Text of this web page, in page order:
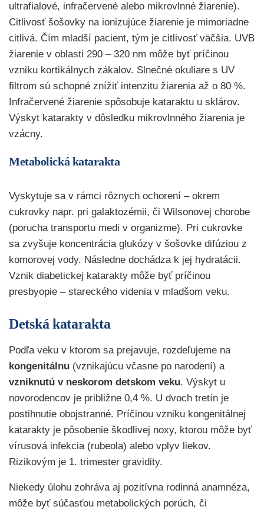
ultrafialové, infračervené alebo mikrovlnné žiarenie).
Citlivosť šošovky na ionizujúce žiarenie je mimoriadne
citlivá. Čím mladší pacient, tým je citlivosť väčšia. UVB
žiarenie v oblasti 290 – 320 nm môže byť príčinou
vzniku kortikálnych zákalov. Slnečné okuliare s UV
filtrom sú schopné znížiť intenzitu žiarenia až o 80 %.
Infračervené žiarenie spôsobuje kataraktu u sklárov.
Výskyt katarakty v dôsledku mikrovlnného žiarenia je
vzácny.
Metabolická katarakta
Vyskytuje sa v rámci rôznych ochorení – okrem
cukrovky napr. pri galaktozémii, či Wilsonovej chorobe
(porucha transportu medi v organizme). Pri cukrovke
sa zvyšuje koncentrácia glukózy v šošovke difúziou z
komorovej vody. Následne dochádza k jej hydratácii.
Vznik diabetickej katarakty môže byť príčinou
presbyopie – stareckého videnia v mladšom veku.
Detská katarakta
Podľa veku v ktorom sa prejavuje, rozdeľujeme na
kongenitálnu (vznikajúcu včasne po narodení) a
vzniknutú v neskorom detskom veku. Výskyt u
novorodencov je približne 0,4 %. U dvoch tretín je
postihnutie obojstranné. Príčinou vzniku kongenitálnej
katarakty je pôsobenie škodlivej noxy, ktorou môže byť
vírusová infekcia (rubeola) alebo vplyv liekov.
Rizikovým je 1. trimester gravidity.
Niekedy úlohu zohráva aj pozitívna rodinná anamnéza,
môže byť súčasťou metabolických porúch, či